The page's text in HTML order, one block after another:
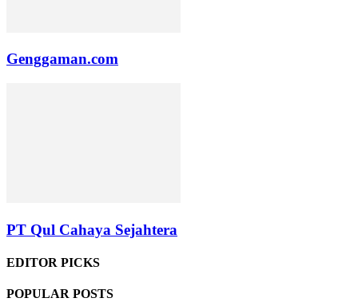
Genggaman.com
PT Qul Cahaya Sejahtera
EDITOR PICKS
POPULAR POSTS